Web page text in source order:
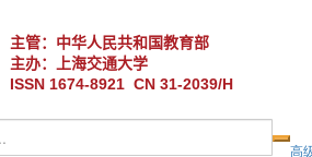
主管：中华人民共和国教育部
主办：上海交通大学
ISSN 1674-8921 CN 31-2039/H